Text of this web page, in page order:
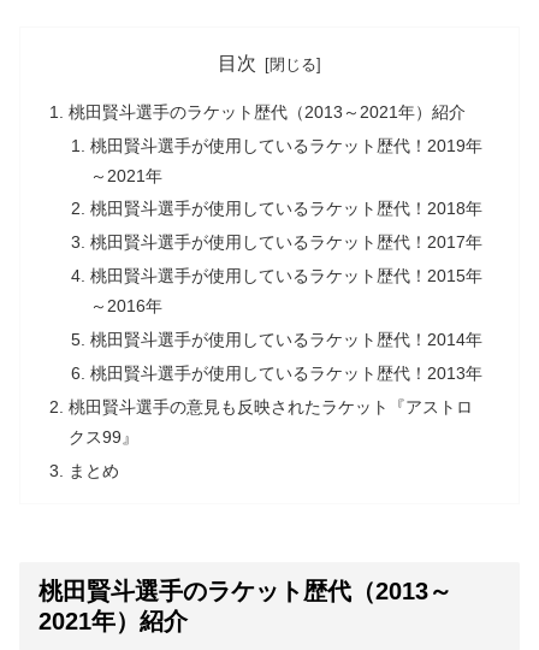
目次
桃田賢斗選手のラケット歴代（2013～2021年）紹介
桃田賢斗選手が使用しているラケット歴代！2019年
～2021年
桃田賢斗選手が使用しているラケット歴代！2018年
桃田賢斗選手が使用しているラケット歴代！2017年
桃田賢斗選手が使用しているラケット歴代！2015年
～2016年
桃田賢斗選手が使用しているラケット歴代！2014年
桃田賢斗選手が使用しているラケット歴代！2013年
桃田賢斗選手の意見も反映されたラケット『アストロ
クス99』
まとめ
桃田賢斗選手のラケット歴代（2013～
2021年）紹介